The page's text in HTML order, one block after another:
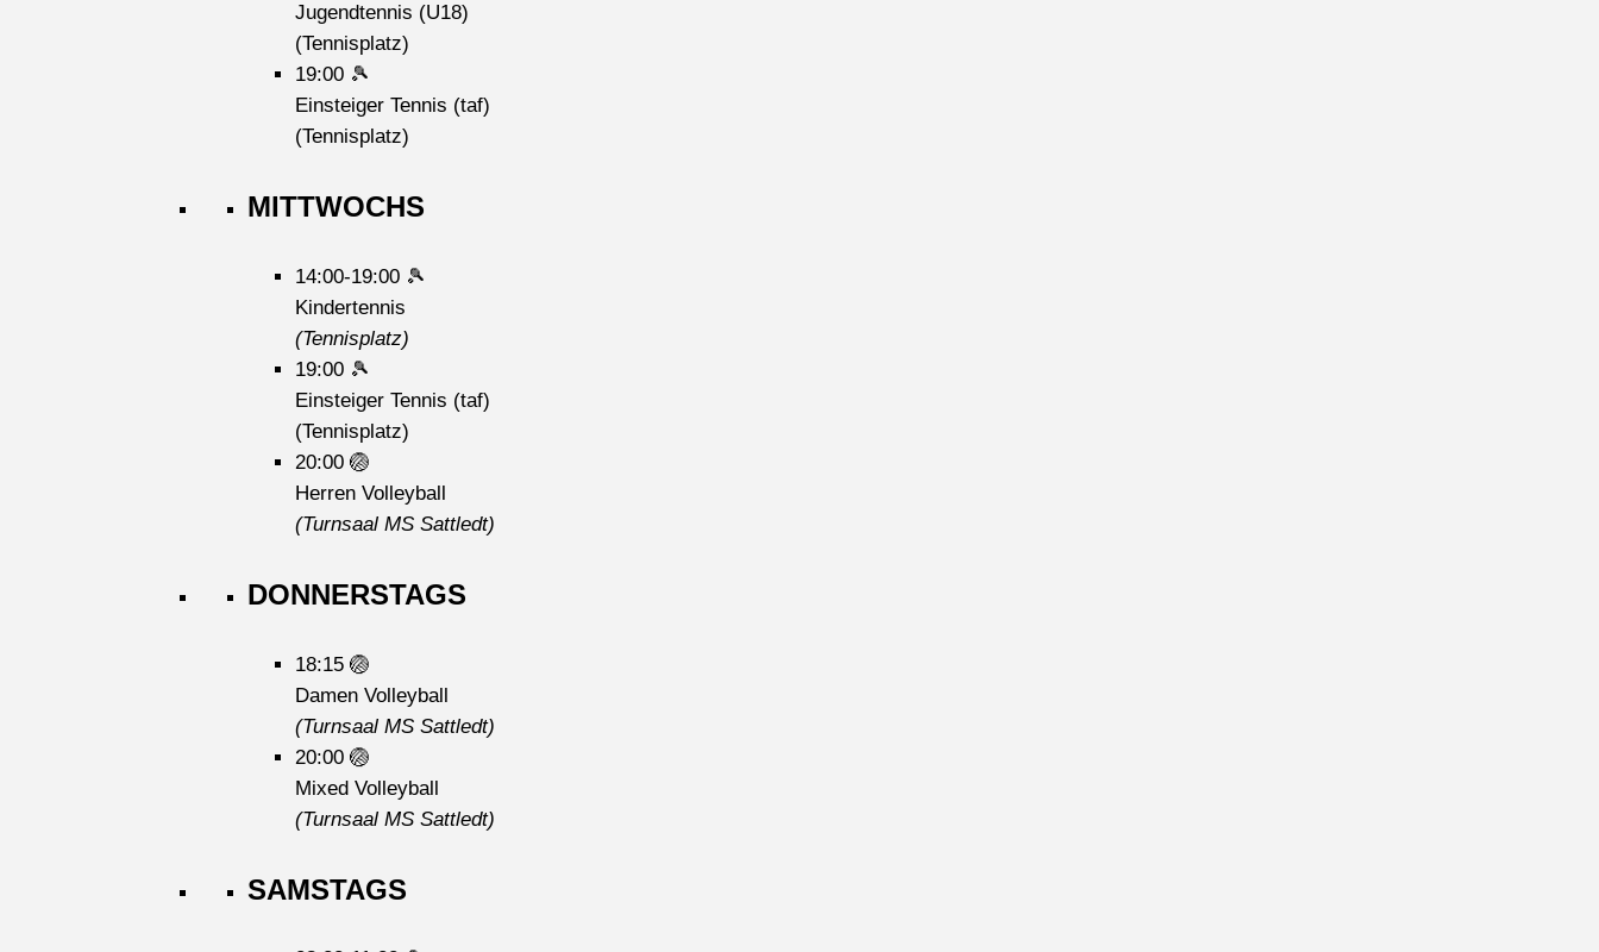
Jugendtennis (U18)
(Tennisplatz)
19:00 🎾
Einsteiger Tennis (taf)
(Tennisplatz)
MITTWOCHS
14:00-19:00 🎾
Kindertennis
(Tennisplatz)
19:00 🎾
Einsteiger Tennis (taf)
(Tennisplatz)
20:00 🏐
Herren Volleyball
(Turnsaal MS Sattledt)
DONNERSTAGS
18:15 🏐
Damen Volleyball
(Turnsaal MS Sattledt)
20:00 🏐
Mixed Volleyball
(Turnsaal MS Sattledt)
SAMSTAGS